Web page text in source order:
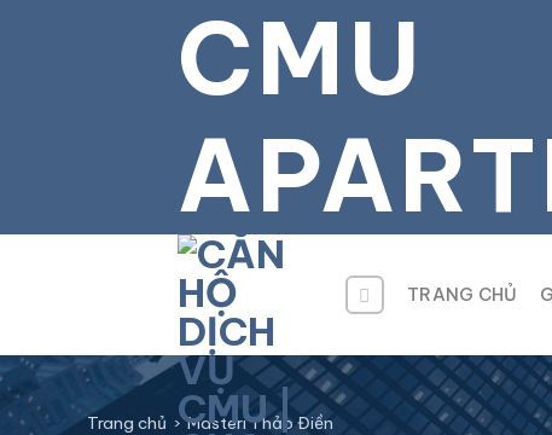
CMU
TRANG CHỦ
Trang chủ ›Masteri Thảo Điền